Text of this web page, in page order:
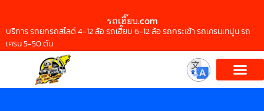
รถเฮี๊ยบ.com
บริการ รถยกรถสไลด์ 4-12 ล้อ รถเฮี๊ยบ 6-12 ล้อ รถกระเช้า รถเครนเทปูน รถ
เครน 5-50 ตัน